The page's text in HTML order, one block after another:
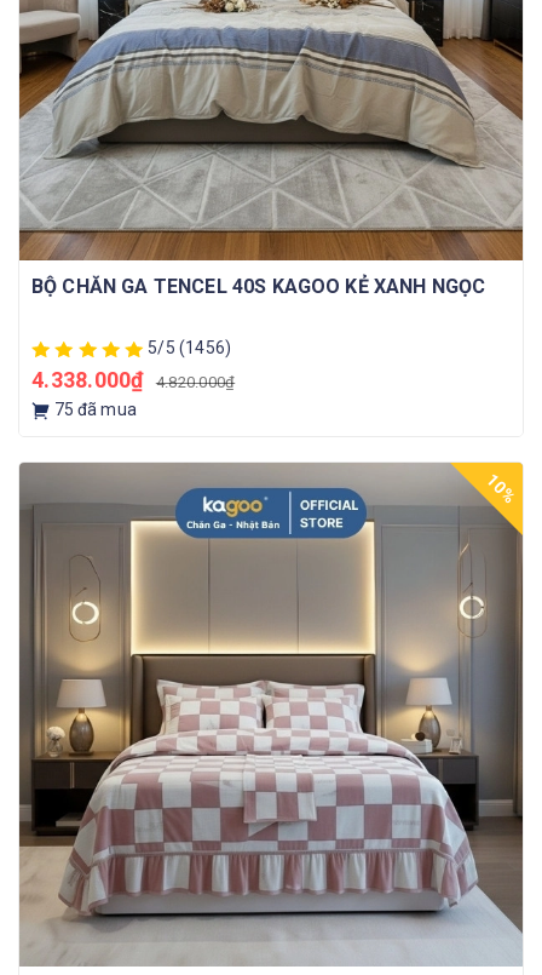
BỘ CHĂN GA TENCEL 40S KAGOO KẺ XANH NGỌC
5/5 (1456)
4.338.000₫ 4.820.000₫
75 đã mua
10%